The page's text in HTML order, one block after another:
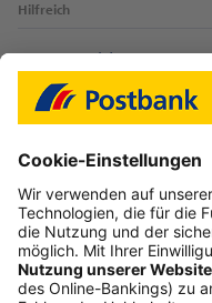
Hilfreich
Login-Probleme
Karte sperren
Kontakt
myBHW
Interessant
Freundschaftswerbung